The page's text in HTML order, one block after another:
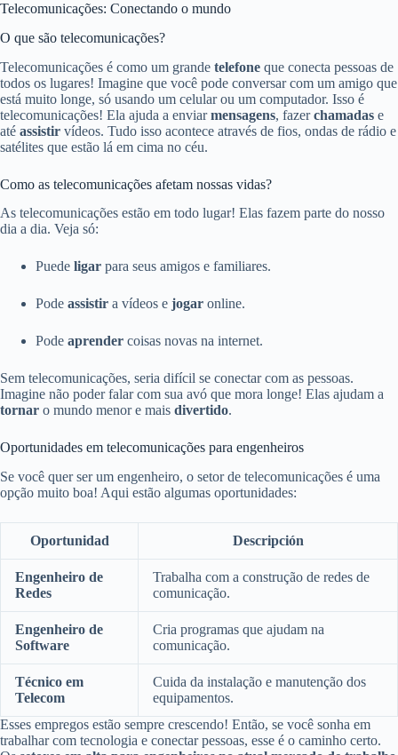
Telecomunicações: Conectando o mundo
O que são telecomunicações?
Telecomunicações é como um grande telefone que conecta pessoas de
todos os lugares! Imagine que você pode conversar com um amigo que
está muito longe, só usando um celular ou um computador. Isso é
telecomunicações! Ela ajuda a enviarmensagens, fazerchamadas e
até assistir vídeos. Tudo isso acontece através de fios, ondas de rádio e
satélites que estão lá em cima no céu.
Como as telecomunicações afetam nossas vidas?
As telecomunicações estão em todo lugar! Elas fazem parte do nosso
dia a dia. Veja só:
Puede ligar para seus amigos e familiares.
Pode assistir a vídeos e jogar online.
Pode aprender coisas novas na internet.
Sem telecomunicações, seria difícil se conectar com as pessoas.
Imagine não poder falar com sua avó que mora longe! Elas ajudam a
tornar o mundo menor e mais divertido.
Oportunidades em telecomunicações para engenheiros
Se você quer ser um engenheiro, o setor de telecomunicações é uma
opção muito boa! Aqui estão algumas oportunidades:
Oportunidad Descripción
Engenheiro de
Redes
Trabalha com a construção de redes de
comunicação.
Engenheiro de
Software
Cria programas que ajudam na
comunicação.
Técnico em
Telecom
Cuida da instalação e manutenção dos
equipamentos.
Esses empregos estão sempre crescendo! Então, se você sonha em
trabalhar com tecnologia e conectar pessoas, esse é o caminho certo.